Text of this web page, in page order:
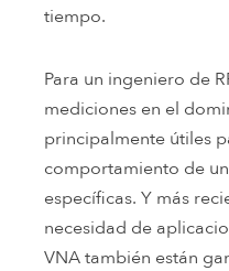
tiempo.
Para un ingeniero de
mediciones en el
principalmente útiles
comportamiento de
específicas. Y más
necesidad de
VNA también están